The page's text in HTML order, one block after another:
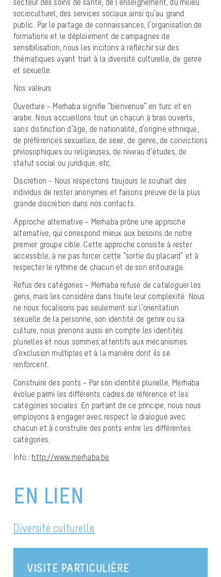
socioculturel, des services sociaux ainsi qu’au grand
public. Par le partage de connaissances, l’organisation de
formations et le déploiement de campagnes de
sensibilisation, nous les incitons à réfléchir sur des
thématiques ayant trait à la diversité culturelle, de genre
et sexuelle.
Nos valeurs
Ouverture – Merhaba signifie “bienvenue” en turc et en
arabe. Nous accueillons tout un chacun à bras ouverts,
sans distinction d’âge, de nationalité, d’origine ethnique,
de préférences sexuelles, de sexe, de genre, de convictions
philosophiques ou religieuses, de niveau d’études, de
statut social ou juridique, etc.
Discrétion – Nous respectons toujours le souhait des
individus de rester anonymes et faisons preuve de la plus
grande discrétion dans nos contacts.
Approche alternative – Merhaba prône une approche
alternative, qui correspond mieux aux besoins de notre
premier groupe cible. Cette approche consiste à rester
accessible, à ne pas forcer cette “sortie du placard” et à
respecter le rythme de chacun et de son entourage.
Refus des catégories – Merhaba refuse de cataloguer les
gens, mais les considère dans toute leur complexité. Nous
ne nous focalisons pas seulement sur l’orientation
sexuelle de la personne, son identité de genre ou sa
culture, nous prenons aussi en compte les identités
plurielles et nous sommes attentifs aux mécanismes
d’exclusion multiples et à la manière dont ils se
renforcent.
Construire des ponts – Par son identité plurielle, Merhaba
évolue parmi les différents cadres de référence et les
catégories sociales. En partant de ce principe, nous nous
employons à engager avec respect le dialogue avec
chacun et à construire des ponts entre les différentes
catégories.
Info : http://www.merhaba.be
EN LIEN
Diversité culturelle
VISITE PARTICULIÈRE